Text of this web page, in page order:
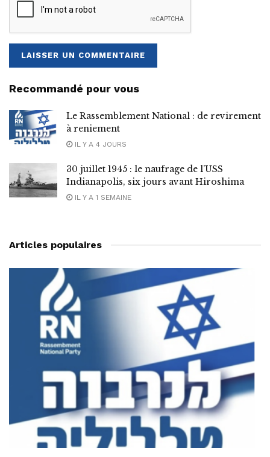
Recommandé pour vous
Le Rassemblement National : de revirement
à reniement
IL Y A 4 JOURS
30 juillet 1945 : le naufrage de l’USS
Indianapolis, six jours avant Hiroshima
IL Y A 1 SEMAINE
Articles populaires